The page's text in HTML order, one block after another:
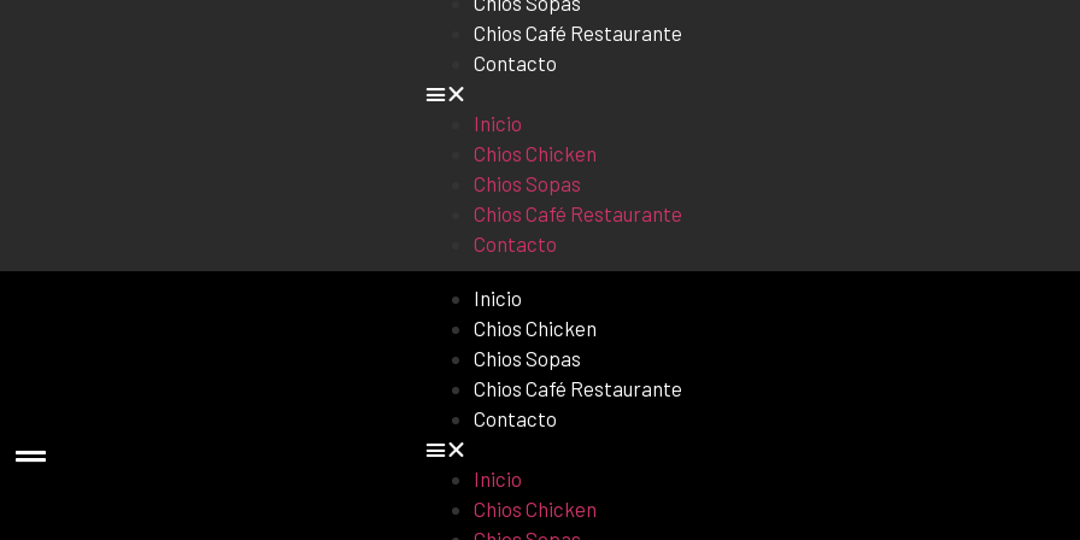
Chios Café Restaurante
Contacto
Inicio
Chios Chicken
Chios Sopas
Chios Café Restaurante
Contacto
Inicio
Chios Chicken
Chios Sopas
Chios Café Restaurante
Contacto
Inicio
Chios Chicken